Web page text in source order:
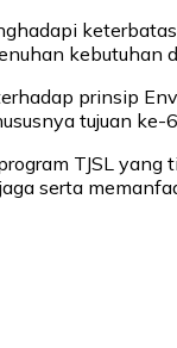
kebutuhan
prinsip
tujuan
TJSL
serta